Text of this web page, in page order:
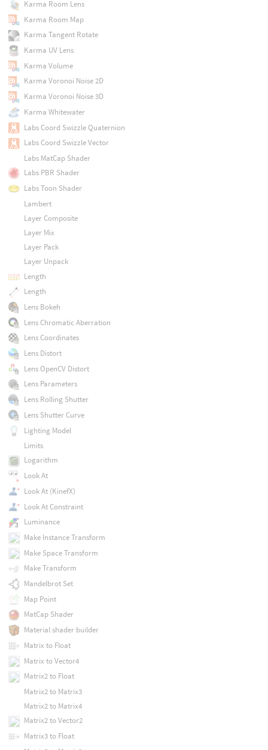
Karma Room Lens
Karma Room Map
Karma Tangent Rotate
Karma UV Lens
Karma Volume
Karma Voronoi Noise 2D
Karma Voronoi Noise 3D
Karma Whitewater
Labs Coord Swizzle Quaternion
Labs Coord Swizzle Vector
Labs MatCap Shader
Labs PBR Shader
Labs Toon Shader
Lambert
Layer Composite
Layer Mix
Layer Pack
Layer Unpack
Length
Length
Lens Bokeh
Lens Chromatic Aberration
Lens Coordinates
Lens Distort
Lens OpenCV Distort
Lens Parameters
Lens Rolling Shutter
Lens Shutter Curve
Lighting Model
Limits
Logarithm
Look At
Look At (KinefX)
Look At Constraint
Luminance
Make Instance Transform
Make Space Transform
Make Transform
Mandelbrot Set
Map Point
MatCap Shader
Material shader builder
Matrix to Float
Matrix to Vector4
Matrix2 to Float
Matrix2 to Matrix3
Matrix2 to Matrix4
Matrix2 to Vector2
Matrix3 to Float